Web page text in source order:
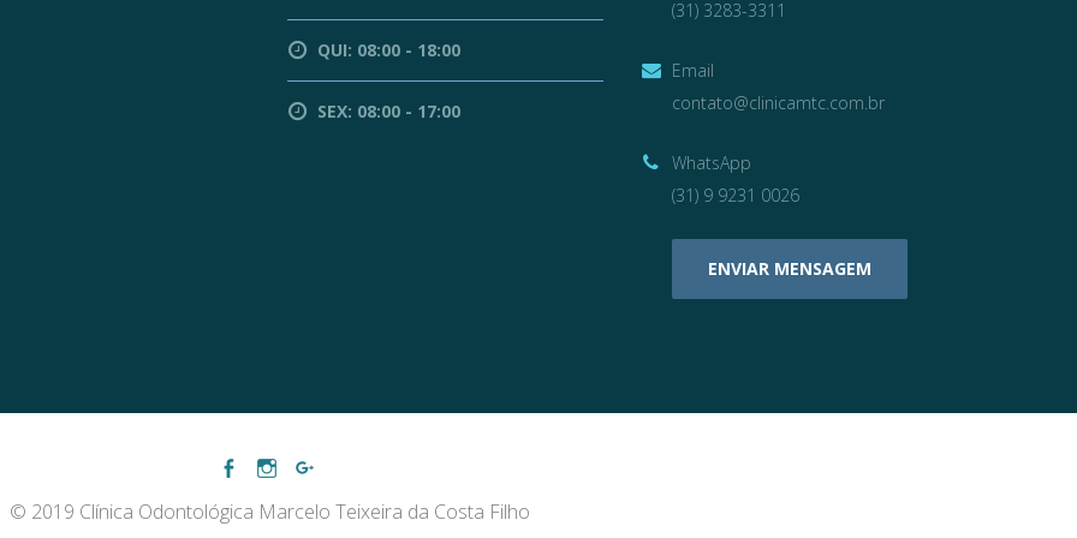
QUI: 08:00 - 18:00
SEX: 08:00 - 17:00
(31) 3283-3311
Email
contato@clinicamtc.com.br
WhatsApp
(31) 9 9231 0026
ENVIAR MENSAGEM
© 2019 Clínica Odontológica Marcelo Teixeira da Costa Filho